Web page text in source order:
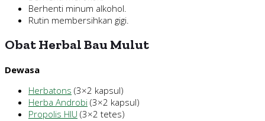
Berhenti minum alkohol.
Rutin membersihkan gigi.
Obat Herbal Bau Mulut
Dewasa
Herbatons (3×2 kapsul)
Herba Androbi (3×2 kapsul)
Propolis HIU (3×2 tetes)